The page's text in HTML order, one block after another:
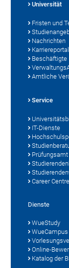
Universität
Fristen und
Nachrichten
Karriereportal
Beschäftigte
Amtliche
Service
IT-Dienste
Prüfungsamt
Career Centre
Dienste
WueStudy
WueCampus
Online-
Katalog der